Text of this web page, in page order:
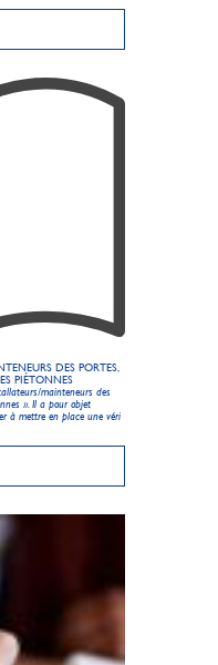
DES PORTES,
PIÉTONNES
mainteneurs des
». Il a pour objet
à mettre en place une véri